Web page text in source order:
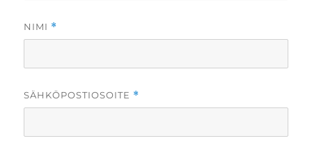
NIMI *
SÄHKÖPOSTIOSOITE *